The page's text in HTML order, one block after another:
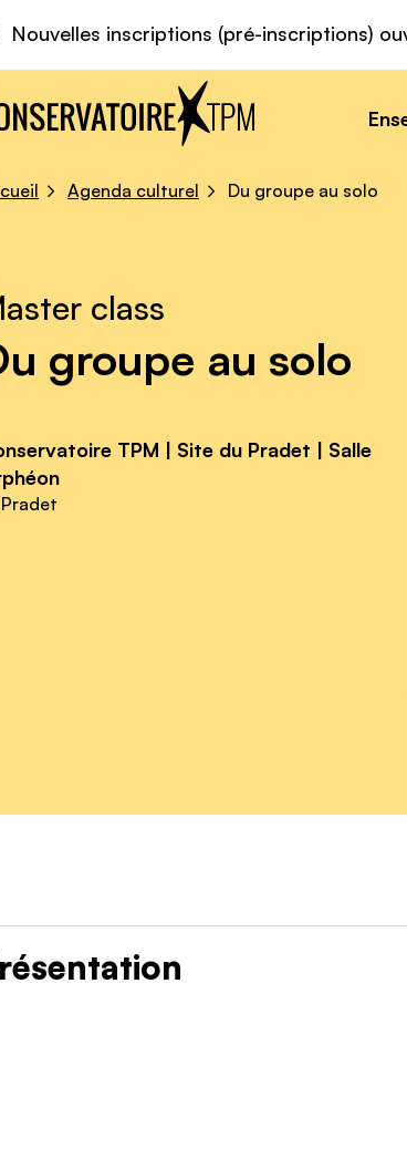
Nouvelles inscriptions (pré-inscriptions)
groupe au solo
class
TPM | Site du Pradet | Salle
Agenda culturel Du groupe au solo